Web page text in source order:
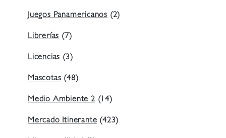
Juegos Panamericanos (2)
Librerías (7)
Licencias (3)
Mascotas (48)
Medio Ambiente 2(14)
Mercado Itinerante (423)